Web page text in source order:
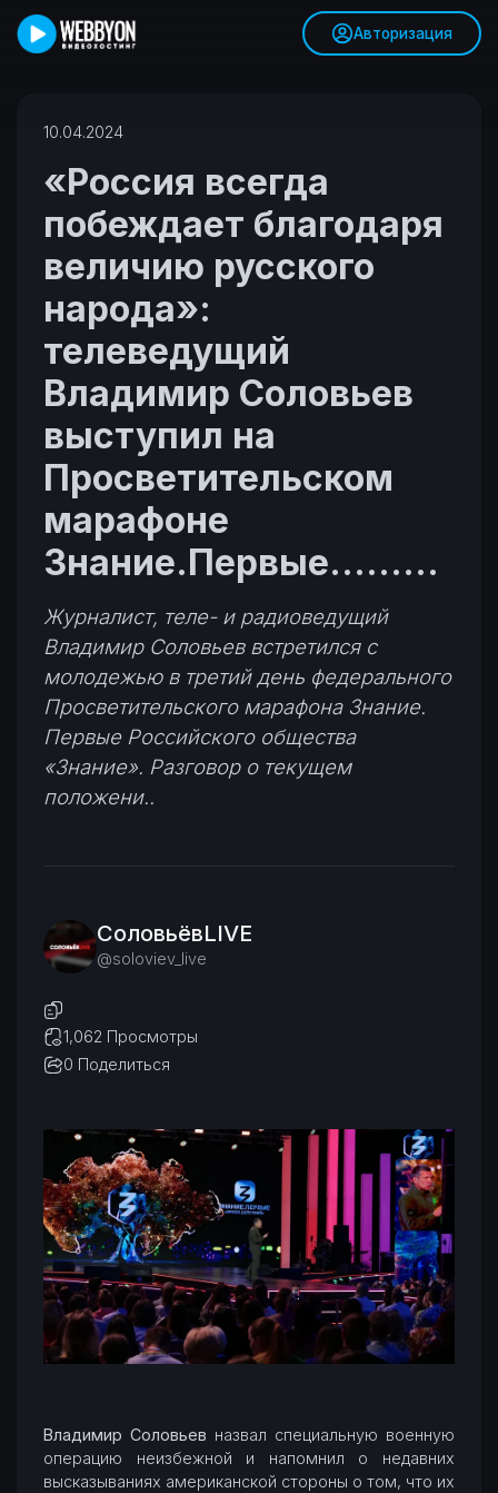
Авторизация
10.04.2024
«Россия всегда
побеждает благодаря
величию русского
народа»:
телеведущий
Владимир Соловьев
выступил на
Просветительском
марафоне
Знание.Первые.........
Журналист, теле- и радиоведущий
Владимир Соловьев встретился с
молодежью в третий день федерального
Просветительского марафона Знание.
Первые Российского общества
«Знание». Разговор о текущем
положени..
СоловьёвLIVE
@soloviev_live
1,062 Просмотры
0 Поделиться
Владимир Соловьев назвал специальную военную
операцию неизбежной и напомнил о недавних
высказываниях американской стороны о том, что их